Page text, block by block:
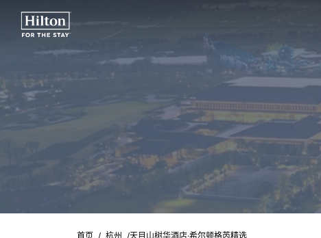
首页 / 杭州 /天目山树华酒店·希尔顿格芮精选